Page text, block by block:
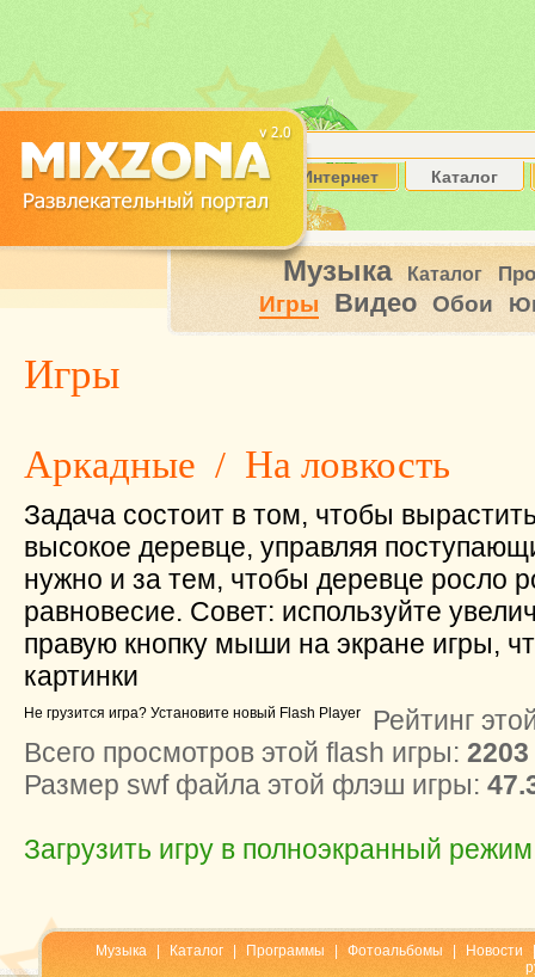
Интернет Каталог
Музыка Каталог
Игры Видео Обои
Игры
Аркадные / На ловкость
Задача состоит в том, чтобы
высокое деревце, управляя
нужно и за тем, чтобы деревце росло
равновесие. Совет: используйте
правую кнопку мыши на экране игры,
картинки
Не грузится игра? Установите новый Flash Player
Рейтинг
Всего просмотров этой flash игры: 2203
Размер swf файла этой флэш игры:
Загрузить игру в полноэкранный режим
Музыка Каталог Программы Фотоальбомы Новости